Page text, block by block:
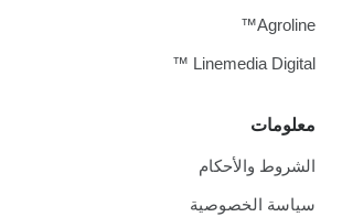
معلومات
الشروط والأحكام
سياسة الخصوصية
Agroline™
Linemedia Digital ™